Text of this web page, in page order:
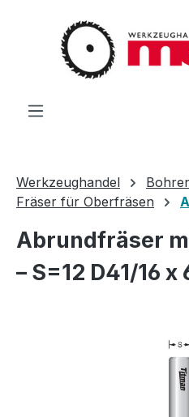
Zum Hauptinhalt springen
Werkzeughandel
Fräser für Oberfräsen
Abrundfräser
– S=12 D41/16 x